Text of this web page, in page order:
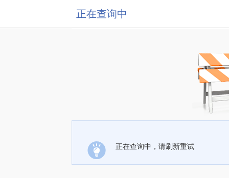
正在查询中
正在查询中，请刷新重试